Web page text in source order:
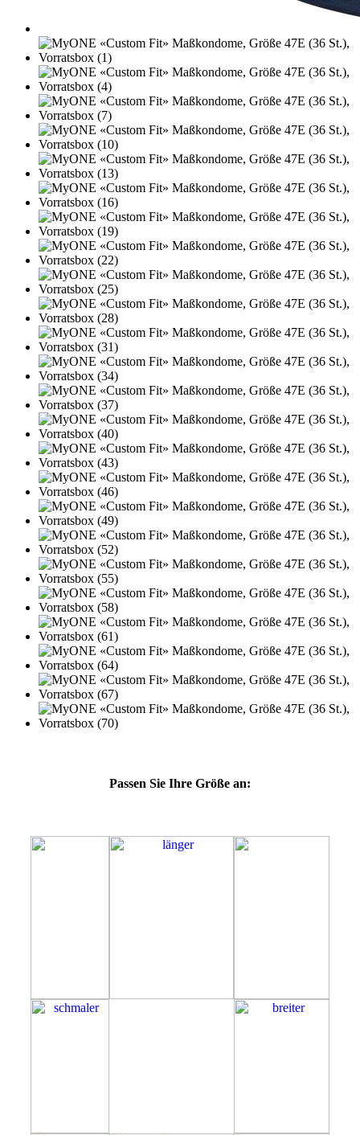
Passen Sie Ihre Größe an: